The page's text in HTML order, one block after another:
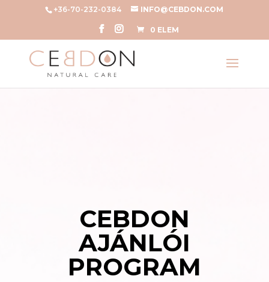
+36-70-232-0384 INFO@CEBDON.COM
0 ELEM
CEBDON
AJÁNLÓI
PROGRAM